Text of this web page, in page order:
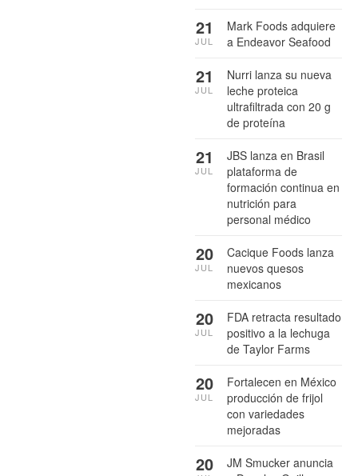
Mark Foods adquiere
a Endeavor Seafood
21
JUL
Nurri lanza su nueva
leche proteica
ultrafiltrada con 20 g
de proteína
21
JUL
JBS lanza en Brasil
plataforma de
formación continua en
nutrición para
personal médico
21
JUL
Cacique Foods lanza
nuevos quesos
mexicanos
20
JUL
FDA retracta resultado
positivo a la lechuga
de Taylor Farms
20
JUL
Fortalecen en México
producción de frijol
con variedades
mejoradas
20
JUL
JM Smucker anuncia
20